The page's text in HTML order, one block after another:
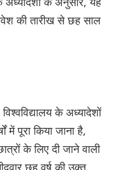
की तारीख से छह साल
के अध्यादेशों
में पूरा किया जाना है,
के लिए दी जाने वाली